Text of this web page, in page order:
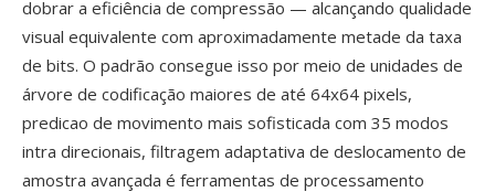
dobrar a eficiência de compressão — alcançando qualidade
visual equivalente com aproximadamente metade da taxa
de bits. O padrão consegue isso por meio de unidades de
árvore de codificação maiores de até 64x64 pixels,
predicao de movimento mais sofisticada com 35 modos
intra direcionais, filtragem adaptativa de deslocamento de
amostra avançada é ferramentas de processamento